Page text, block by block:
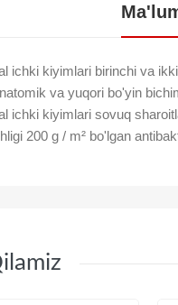
ichki kiyimlari birinchi va
va yuqori bo'yin
ichki kiyimlari sovuq
200 g / m² bo'lgan